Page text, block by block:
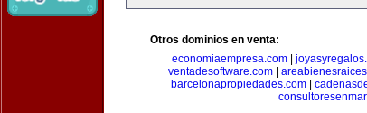
Otros dominios en venta:
economiaempresa.com
ventadesoftware.com|
barcelonapropiedades.com|